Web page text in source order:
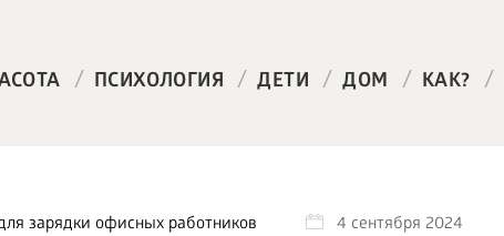
/ ПСИХОЛОГИЯ / ДЕТИ / ДОМ / КАК? /
зарядки офисных работников 4 сентября 2024